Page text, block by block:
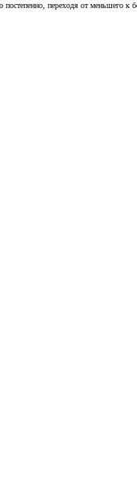
постепенно, переходя от меньшего к